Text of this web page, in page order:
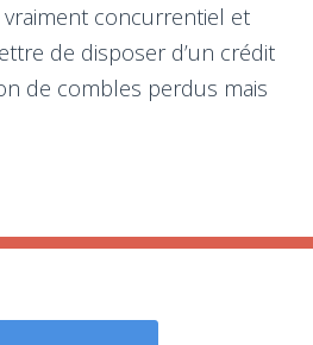
concurrentiel et
de disposer d’un crédit
de combles perdus mais